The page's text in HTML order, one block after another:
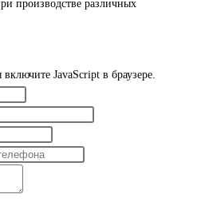
производстве различных
JavaScript в браузере.